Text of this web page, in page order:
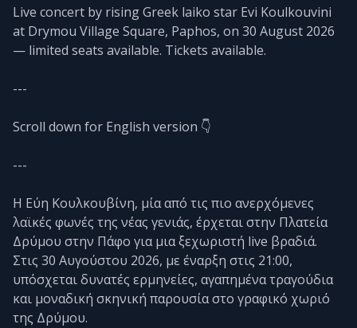
Live concert by rising Greek laiko star Evi Koulkouvini
at Drymou Village Square, Paphos, on 30 August 2026
— limited seats available. Tickets available.
---
Scroll down for English version 👇
---
Η Εύη Κουλκουβίνη, μία από τις πιο ανερχόμενες
λαϊκές φωνές της νέας γενιάς, έρχεται στην Πλατεία
Δρύμου στην Πάφο για μια ξεχωριστή live βραδιά.
Στις 30 Αυγούστου 2026, με έναρξη στις 21:00,
υπόσχεται δυνατές ερμηνείες, αγαπημένα τραγούδια
και μοναδική σκηνική παρουσία στο γραφικό χωριό
της Δρύμου.